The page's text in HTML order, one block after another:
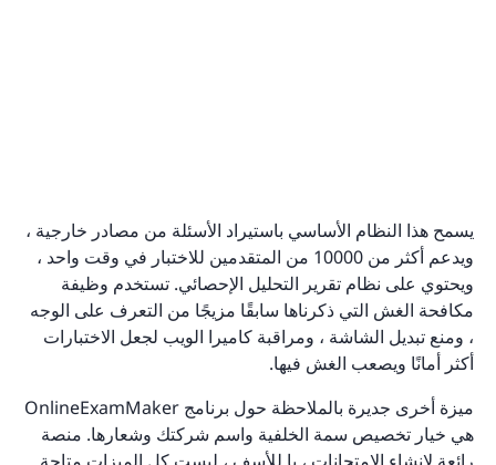
يسمح هذا النظام الأساسي باستيراد الأسئلة من مصادر خارجية ،
ويدعم أكثر من 10000 من المتقدمين للاختبار في وقت واحد ،
ويحتوي على نظام تقرير التحليل الإحصائي. تستخدم وظيفة
مكافحة الغش التي ذكرناها سابقًا مزيجًا من التعرف على الوجه
، ومنع تبديل الشاشة ، ومراقبة كاميرا الويب لجعل الاختبارات
أكثر أمانًا ويصعب الغش فيها.
ميزة أخرى جديرة بالملاحظة حول برنامج OnlineExamMaker
هي خيار تخصيص سمة الخلفية واسم شركتك وشعارها. منصة